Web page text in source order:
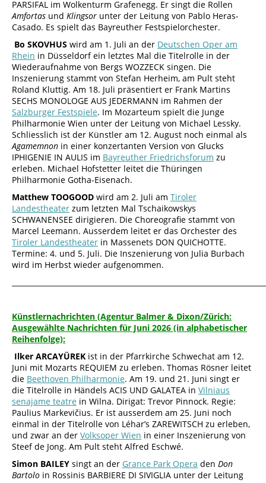
PARSIFAL im Wolkenturm Grafenegg. Er singt die Rollen
Amfortas und Klingsor unter der Leitung von Pablo Heras-
Casado. Es spielt das Bayreuther Festspielorchester.
Bo SKOVHUS wird am 1. Juli an der Deutschen Oper am
Rhein in Düsseldorf ein letztes Mal die Titelrolle in der
Wiederaufnahme von Bergs WOZZECK singen. Die
Inszenierung stammt von Stefan Herheim, am Pult steht
Roland Kluttig. Am 18. Juli präsentiert er Frank Martins
SECHS MONOLOGE AUS JEDERMANN im Rahmen der
Salzburger Festspiele. Im Mozarteum spielt die Junge
Philharmonie Wien unter der Leitung von Michael Lessky.
Schliesslich ist der Künstler am 12. August noch einmal als
Agamemnon in einer konzertanten Version von Glucks
IPHIGENIE IN AULIS im Bayreuther Friedrichsforum zu
erleben. Michael Hofstetter leitet die Thüringen
Philharmonie Gotha-Eisenach.
Matthew TOOGOOD wird am 2. Juli am Tiroler
Landestheater zum letzten Mal Tschaikowskys
SCHWANENSEE dirigieren. Die Choreografie stammt von
Marcel Leemann. Ausserdem leitet er das Orchester des
Tiroler Landestheater in Massenets DON QUICHOTTE.
Termine: 4. und 5. Juli. Die Inszenierung von Julia Burbach
wird im Herbst wieder aufgenommen.
Künstlernachrichten (Agentur Balmer & Dixon/Zürich:
Ausgewählte Nachrichten für Juni 2026 (in alphabetischer
Reihenfolge):
Ilker ARCAYÜREK ist in der Pfarrkirche Schwechat am 12.
Juni mit Mozarts REQUIEM zu erleben. Thomas Rösner leitet
die Beethoven Philharmonie. Am 19. und 21. Juni singt er
die Titelrolle in Händels ACIS UND GALATEA in Vilniaus
senajame teatre in Wilna. Dirigat: Trevor Pinnock. Regie:
Paulius Markevičius. Er ist ausserdem am 25. Juni noch
einmal in der Titelrolle von Léhar’s ZAREWITSCH zu erleben,
und zwar an der Volksoper Wien in einer Inszenierung von
Steef de Jong. Am Pult steht Alfred Eschwé.
Simon BAILEY singt an der Grance Park Opera den Don
Bartolo in Rossinis BARBIERE DI SIVIGLIA unter der Leitung